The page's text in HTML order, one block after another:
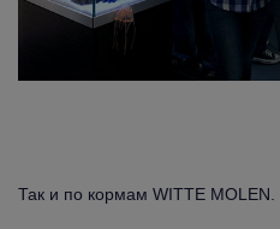
Так и по кормам WITTE MOLEN.